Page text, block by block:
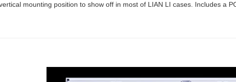
mounting position to show off in most of LIAN LI cases. Includes a